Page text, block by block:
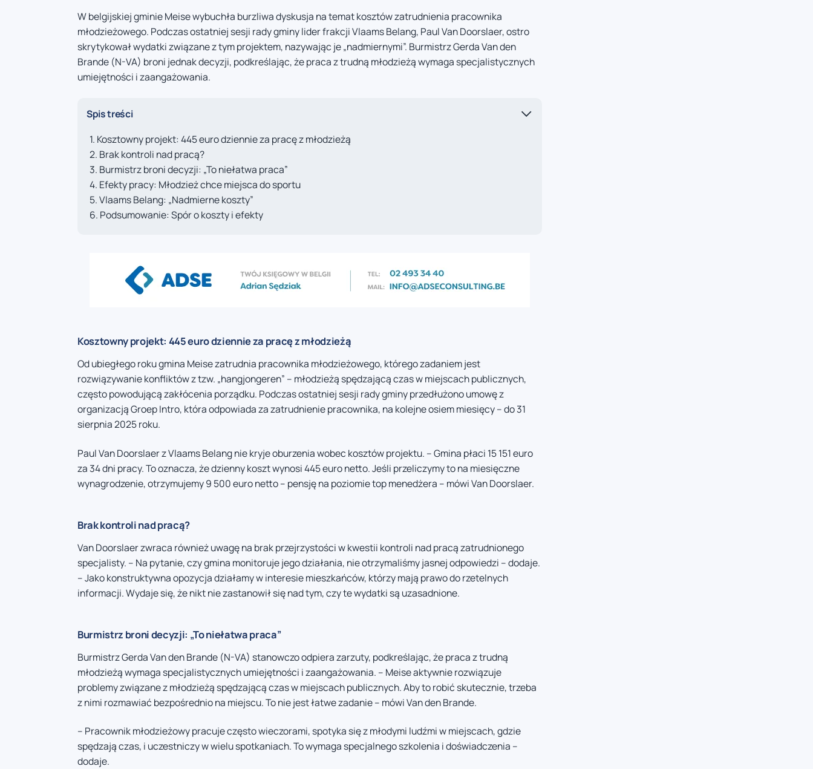
W belgijskiej gminie Meise wybuchła burzliwa dyskusja na temat kosztów zatrudnienia pracownika
młodzieżowego. Podczas ostatniej sesji rady gminy lider frakcji Vlaams Belang, Paul Van Doorslaer, ostro
skrytykował wydatki związane z tym projektem, nazywając je „nadmiernymi”. Burmistrz Gerda Van den
Brande (N-VA) broni jednak decyzji, podkreślając, że praca z trudną młodzieżą wymaga specjalistycznych
umiejętności i zaangażowania.
Spis treści
Kosztowny projekt: 445 euro dziennie za pracę z młodzieżą
Brak kontroli nad pracą?
Burmistrz broni decyzji: „To niełatwa praca”
Efekty pracy: Młodzież chce miejsca do sportu
Vlaams Belang: „Nadmierne koszty”
Podsumowanie: Spór o koszty i efekty
Kosztowny projekt: 445 euro dziennie za pracę z młodzieżą
Od ubiegłego roku gmina Meise zatrudnia pracownika młodzieżowego, którego zadaniem jest
rozwiązywanie konfliktów z tzw. „hangjongeren” – młodzieżą spędzającą czas w miejscach publicznych,
często powodującą zakłócenia porządku. Podczas ostatniej sesji rady gminy przedłużono umowę z
organizacją Groep Intro, która odpowiada za zatrudnienie pracownika, na kolejne osiem miesięcy – do 31
sierpnia 2025 roku.
Paul Van Doorslaer z Vlaams Belang nie kryje oburzenia wobec kosztów projektu. – Gmina płaci 15 151 euro
za 34 dni pracy. To oznacza, że dzienny koszt wynosi 445 euro netto. Jeśli przeliczymy to na miesięczne
wynagrodzenie, otrzymujemy 9 500 euro netto – pensję na poziomie top menedżera – mówi Van Doorslaer.
Brak kontroli nad pracą?
Van Doorslaer zwraca również uwagę na brak przejrzystości w kwestii kontroli nad pracą zatrudnionego
specjalisty. – Na pytanie, czy gmina monitoruje jego działania, nie otrzymaliśmy jasnej odpowiedzi – dodaje.
– Jako konstruktywna opozycja działamy w interesie mieszkańców, którzy mają prawo do rzetelnych
informacji. Wydaje się, że nikt nie zastanowił się nad tym, czy te wydatki są uzasadnione.
Burmistrz broni decyzji: „To niełatwa praca”
Burmistrz Gerda Van den Brande (N-VA) stanowczo odpiera zarzuty, podkreślając, że praca z trudną
młodzieżą wymaga specjalistycznych umiejętności i zaangażowania. – Meise aktywnie rozwiązuje
problemy związane z młodzieżą spędzającą czas w miejscach publicznych. Aby to robić skutecznie, trzeba
z nimi rozmawiać bezpośrednio na miejscu. To nie jest łatwe zadanie – mówi Van den Brande.
– Pracownik młodzieżowy pracuje często wieczorami, spotyka się z młodymi ludźmi w miejscach, gdzie
spędzają czas, i uczestniczy w wielu spotkaniach. To wymaga specjalnego szkolenia i doświadczenia –
dodaje.